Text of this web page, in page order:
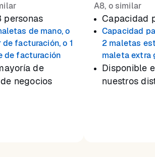
personas
de mano, o
facturación, o 1
de facturación
de
negocios
A8, o similar
Capacidad
Capacidad
2 maletas
maleta extra
Disponible
nuestros